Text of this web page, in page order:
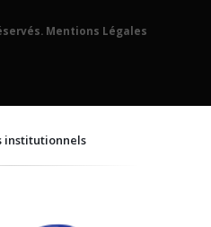
Mentions Légales
institutionnels